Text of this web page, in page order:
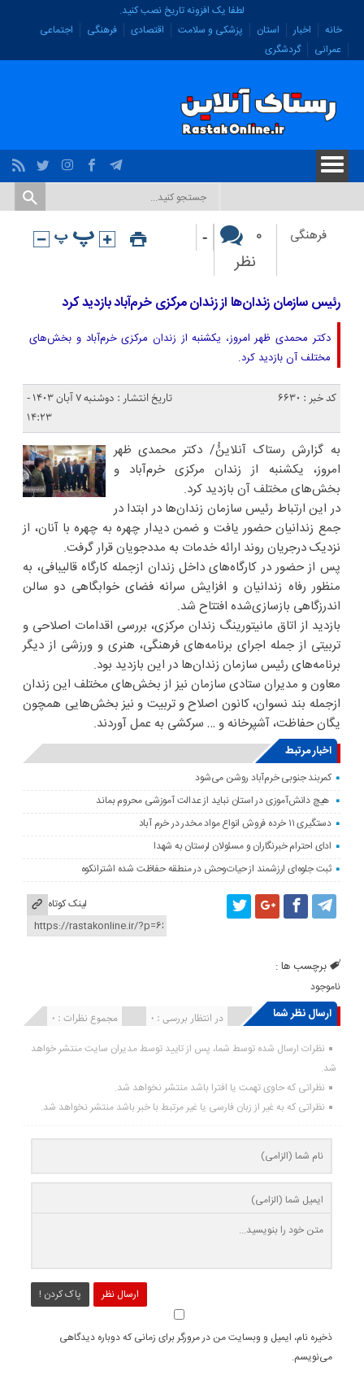
لطفا یک افزونه تاریخ نصب کنید.
خانه
اخبار استان پزشکی و سلامت اقتصادی فرهنگی
اجتماعی
عمرانی
گردشگری
فرهنگی
۰
نظر
-
رئیس سازمان زندان‌ها از زندان مرکزی خرم‌آباد بازدید کرد
دکتر محمدی ظهر امروز، یکشنبه از زندان مرکزی خرم‌آباد و بخش‌های
مختلف آن بازدید کرد.
کد خبر : 6630
تاریخ انتشار : دوشنبه ۷ آبان ۱۴۰۳ -
۱۴:۲۳
به گزارش رستاک آنلاینُُ/ دکتر محمدی ظهر
امروز، یکشنبه از زندان مرکزی خرم‌آباد و
بخش‌های مختلف آن بازدید کرد.
در این ارتباط رئیس سازمان زندان‌ها در ابتدا در
جمع زندانیان حضور یافت و ضمن دیدار چهره به چهره با آنان، از
نزدیک درجریان روند ارائه خدمات به مددجویان قرار گرفت.
پس از حضور در کارگاه‌های داخل زندان ازجمله کارگاه قالیبافی، به
منظور رفاه زندانیان و افزایش سرانه فضای خوابگاهی دو سالن
اندرزگاهی بازسازی‌شده افتتاح شد.
بازدید از اتاق مانیتورینگ زندان مرکزی، بررسی اقدامات اصلاحی و
تربیتی از جمله اجرای برنامه‌های فرهنگی، هنری و ورزشی از دیگر
برنامه‌های رئیس سازمان زندان‌ها در این بازدید بود.
معاون و مدیران ستادی سازمان نیز از بخش‌های مختلف این زندان
ازجمله بند نسوان، کانون اصلاح و تربیت و نیز بخش‌هایی همچون
یگان حفاظت، آشپرخانه و … سرکشی به عمل آوردند.
اخبار مرتبط
کمربند جنوبی خرم‌‌آباد روشن می‌شود
هیچ دانش‌آموزی در استان نباید از عدالت آموزشی محروم بماند
دستگیری ۱۱ خرده فروش انواع مواد مخدر در خرم آباد
ادای احترام خبرنگاران و مسئولان لرستان به شهدا
ثبت جلوه‌ای ارزشمند از حیات‌وحش در منطقه حفاظت شده اشترانکوه
لینک کوتاه
برچسب ها :
ناموجود
ارسال نظر شما مجموع نظرات : 0 در انتظار بررسی : 0 انتشار یافته : ۰
نظرات ارسال شده توسط شما، پس از تایید توسط مدیران سایت منتشر خواهد
شد.
نظراتی که حاوی تهمت یا افترا باشد منتشر نخواهد شد.
نظراتی که به غیر از زبان فارسی یا غیر مرتبط با خبر باشد منتشر نخواهد شد.
ارسال نظر پاک کردن !
ذخیره نام، ایمیل و وبسایت من در مرورگر برای زمانی که دوباره دیدگاهی
می‌نویسم.